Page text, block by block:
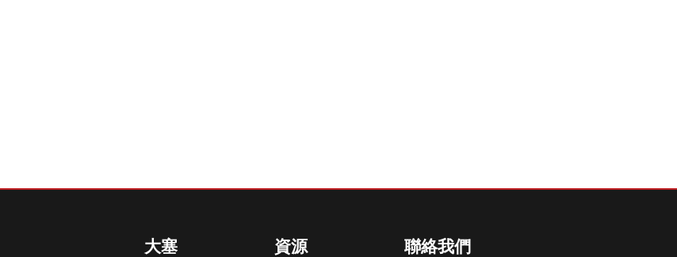
大塞 資源 聯絡我們